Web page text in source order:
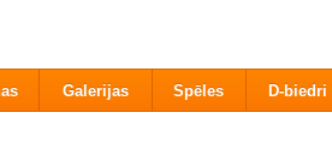
Galerijas Spēles D-biedri